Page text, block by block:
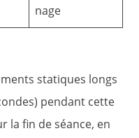
nage
statiques longs
pendant cette
la fin de séance, en